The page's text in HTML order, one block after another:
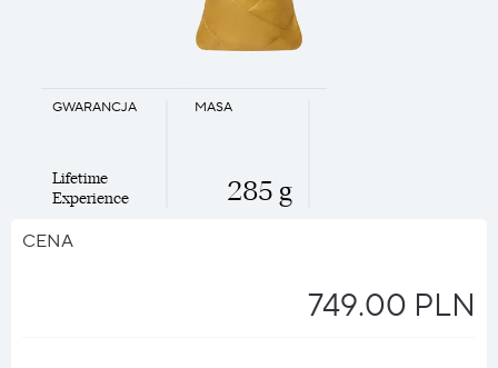
MASA
285 g
GWARANCJA
Lifetime
Experience
CENA
749.00 PLN